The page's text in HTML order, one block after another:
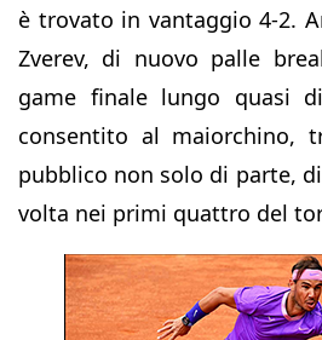
è trovato in vantaggio 4-2.
Zverev, di nuovo palle
game finale lungo quasi
consentito al maiorchino,
pubblico non solo di parte,
volta nei primi quattro del